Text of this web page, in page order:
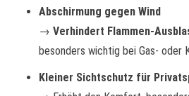
Abschirmung gegen Wind
→ Verhindert Flammen-
besonders wichtig bei Gas- oder
Kleiner Sichtschutz für